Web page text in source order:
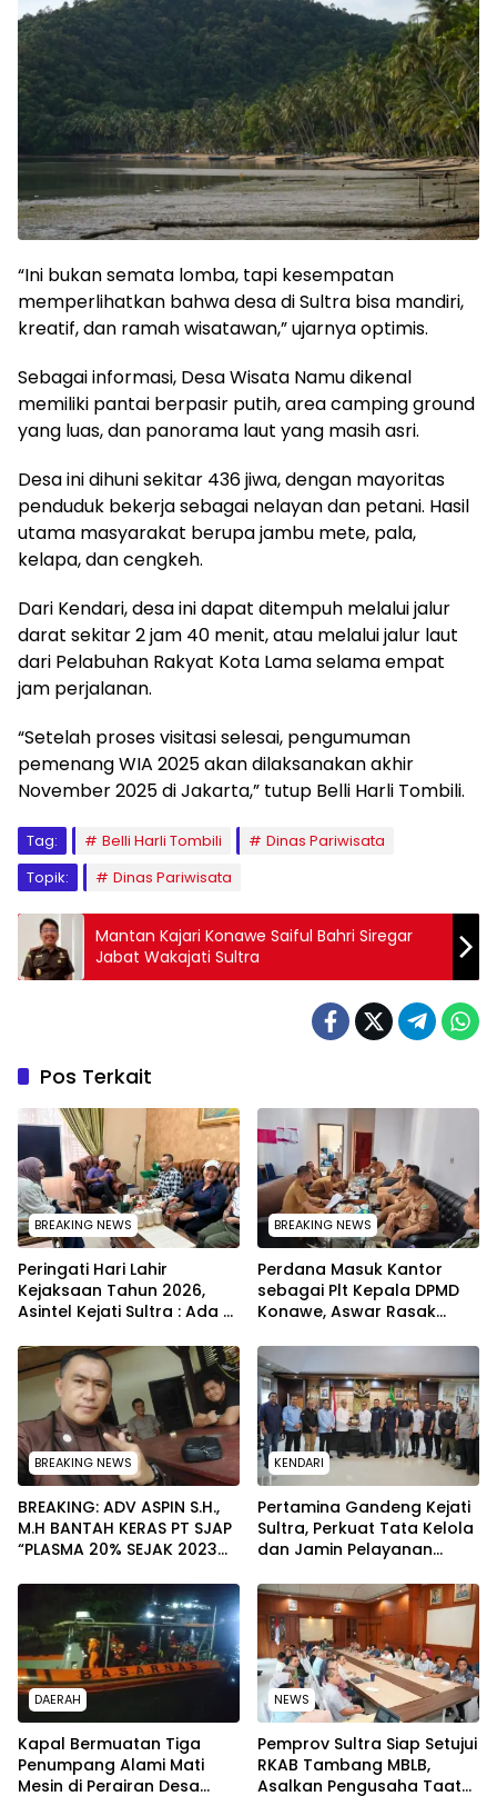
“Ini bukan semata lomba, tapi kesempatan
memperlihatkan bahwa desa di Sultra bisa mandiri,
kreatif, dan ramah wisatawan,” ujarnya optimis.
Sebagai informasi, Desa Wisata Namu dikenal
memiliki pantai berpasir putih, area camping ground
yang luas, dan panorama laut yang masih asri.
Desa ini dihuni sekitar 436 jiwa, dengan mayoritas
penduduk bekerja sebagai nelayan dan petani. Hasil
utama masyarakat berupa jambu mete, pala,
kelapa, dan cengkeh.
Dari Kendari, desa ini dapat ditempuh melalui jalur
darat sekitar 2 jam 40 menit, atau melalui jalur laut
dari Pelabuhan Rakyat Kota Lama selama empat
jam perjalanan.
“Setelah proses visitasi selesai, pengumuman
pemenang WIA 2025 akan dilaksanakan akhir
November 2025 di Jakarta,” tutup Belli Harli Tombili.
Tag: Belli Harli Tombili
Dinas Pariwisata
Topik:
Dinas Pariwisata
Mantan Kajari Konawe Saiful Bahri Siregar
Jabat Wakajati Sultra
Pos Terkait
BREAKING NEWS
Peringati Hari Lahir
Kejaksaan Tahun 2026,
Asintel Kejati Sultra : Ada
sampai Adhyaksa Run
BREAKING NEWS
Perdana Masuk Kantor
sebagai Plt Kepala DPMD
Konawe, Aswar Rasak
Kades yang Lulus PPPK
BREAKING NEWS
BREAKING: ADV ASPIN S.H.,
M.H BANTAH KERAS PT SJAP
“PLASMA 20% SEJAK 2023
WARGA WAWOONE!
KENDARI
Pertamina Gandeng Kejati
Sultra, Perkuat Tata Kelola
dan Jamin Pelayanan
DAERAH
Kapal Bermuatan Tiga
Penumpang Alami Mati
Mesin di Perairan Desa
NEWS
Pemprov Sultra Siap Setujui
RKAB Tambang MBLB,
Asalkan Pengusaha Taat